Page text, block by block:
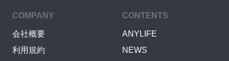
COMPANY
会社概要
利用規約
CONTENTS
ANYLIFE
NEWS